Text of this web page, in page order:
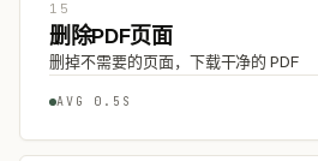
15
删除PDF页面
删掉不需要的页面，下载干净的 PDF
AVG 0.5S